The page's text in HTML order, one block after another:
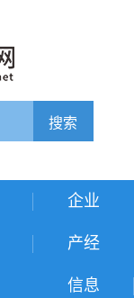
搜索
企业
产经
信息